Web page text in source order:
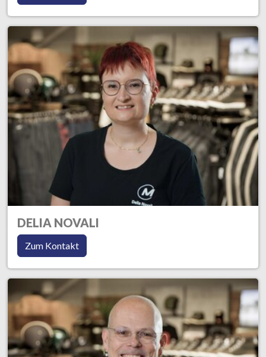
DELIA NOVALI
Zum Kontakt